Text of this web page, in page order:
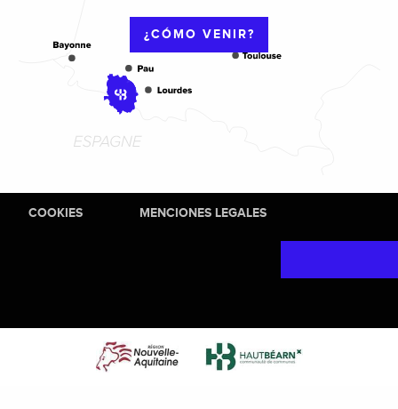
¿CÓMO VENIR?
COOKIES MENCIONES LEGALES